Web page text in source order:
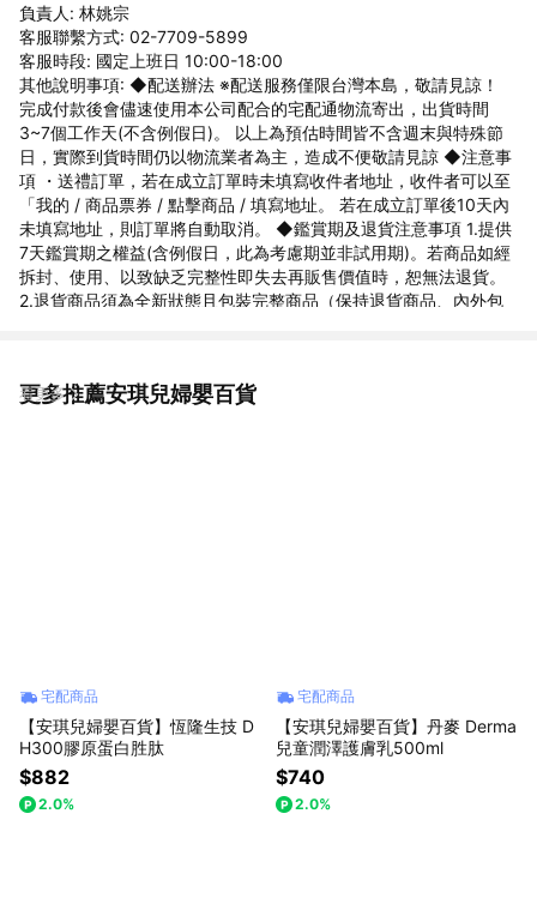
負責人: 林姚宗
客服聯繫方式: 02-7709-5899
客服時段: 國定上班日 10:00-18:00
其他說明事項: ◆配送辦法 ※配送服務僅限台灣本島，敬請見諒！
完成付款後會儘速使用本公司配合的宅配通物流寄出，出貨時間
3~7個工作天(不含例假日)。 以上為預估時間皆不含週末與特殊節
日，實際到貨時間仍以物流業者為主，造成不便敬請見諒 ◆注意事
項 ・送禮訂單，若在成立訂單時未填寫收件者地址，收件者可以至
「我的 / 商品票券 / 點擊商品 / 填寫地址。 若在成立訂單後10天內
未填寫地址，則訂單將自動取消。 ◆鑑賞期及退貨注意事項 1.提供
7天鑑賞期之權益(含例假日，此為考慮期並非試用期)。若商品如經
拆封、使用、以致缺乏完整性即失去再販售價值時，恕無法退貨。
2.退貨商品須為全新狀態且包裝完整商品（保持退貨商品、內外包
裝上黏貼紙張或書寫文字，來做寄送。若原盒內所有物品有損壞或
更多推薦安琪兒婦嬰百貨
看更多
宅配商品
【安琪兒婦嬰百貨】恆隆生技 D
H300膠原蛋白胜肽
$882
2.0%
宅配商品
【安琪兒婦嬰百貨】丹麥 Derma
兒童潤澤護膚乳500ml
$740
2.0%